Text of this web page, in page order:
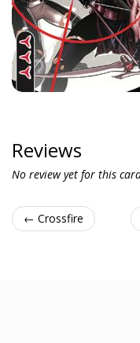
Reviews
No review yet for this
← Crossfire